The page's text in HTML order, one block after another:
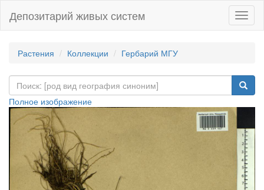
Депозитарий живых систем
Растения Коллекции Гербарий МГУ
Полное изображение